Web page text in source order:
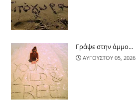
Γράψε στην άμμο...
ΑΥΓΟΥΣΤΟΥ 05, 2026